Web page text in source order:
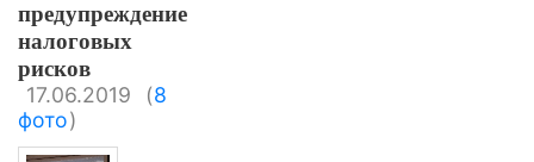
предупреждение
налоговых
рисков
17.06.2019
(8
фото)